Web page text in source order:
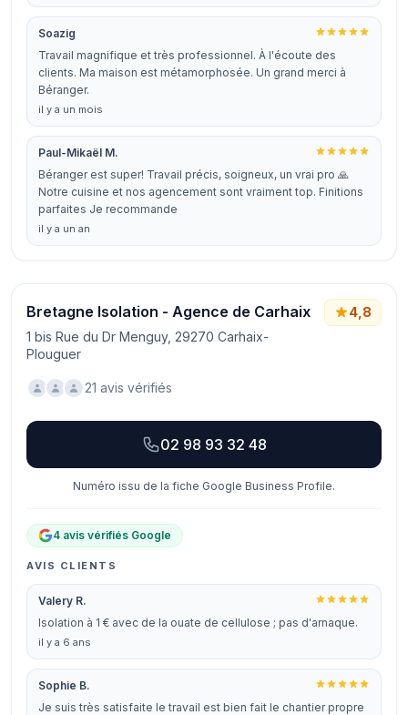
Soazig
Travail magnifique et très professionnel. À l'écoute des
clients. Ma maison est métamorphosée. Un grand merci à
Béranger.
il y a un mois
Paul-Mikaël M.
Béranger est super! Travail précis, soigneux, un vrai pro 🙏
Notre cuisine et nos agencement sont vraiment top. Finitions
parfaites Je recommande
il y a un an
Bretagne Isolation - Agence de Carhaix
1 bis Rue du Dr Menguy, 29270 Carhaix-
Plouguer
4,8
21 avis vérifiés
02 98 93 32 48
Numéro issu de la fiche Google Business Profile.
4 avis vérifiés Google
AVIS CLIENTS
Valery R.
Isolation à 1 € avec de la ouate de cellulose ; pas d'arnaque.
il y a 6 ans
Sophie B.
Je suis très satisfaite le travail est bien fait le chantier propre